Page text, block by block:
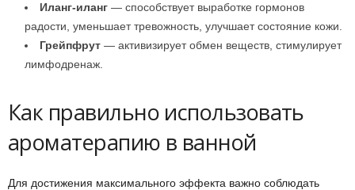
Иланг-иланг — способствует выработке гормонов
радости, уменьшает тревожность, улучшает состояние кожи.
Грейпфрут — активизирует обмен веществ, стимулирует
лимфодренаж.
Как правильно использовать
ароматерапию в ванной
Для достижения максимального эффекта важно соблюдать